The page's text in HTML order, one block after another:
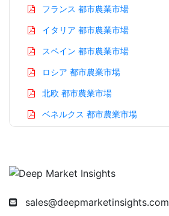
フランス 都市農業市場
イタリア 都市農業市場
スペイン 都市農業市場
ロシア 都市農業市場
北欧 都市農業市場
ベネルクス 都市農業市場
インド 都市農業市場
日本 都市農業市場
sales@deepmarketinsights.com